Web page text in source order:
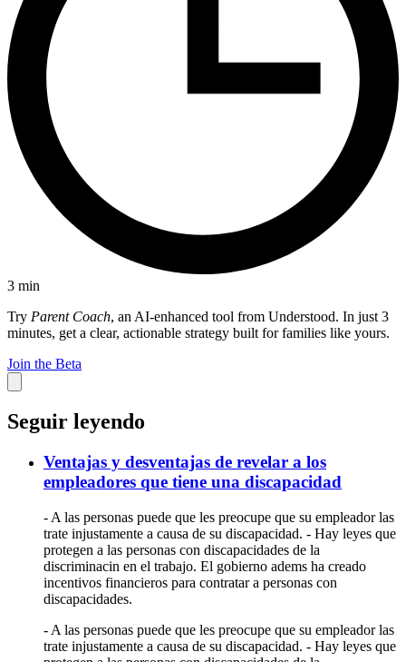
3 min
Try Parent Coach, an AI-enhanced tool from Understood. In just 3
minutes, get a clear, actionable strategy built for families like yours.
Join the Beta
Seguir leyendo
Ventajas y desventajas de revelar a los
empleadores que tiene una discapacidad
- A las personas puede que les preocupe que su empleador las
trate injustamente a causa de su discapacidad. - Hay leyes que
protegen a las personas con discapacidades de la
discriminacin en el trabajo. El gobierno adems ha creado
incentivos financieros para contratar a personas con
discapacidades.
- A las personas puede que les preocupe que su empleador las
trate injustamente a causa de su discapacidad. - Hay leyes que